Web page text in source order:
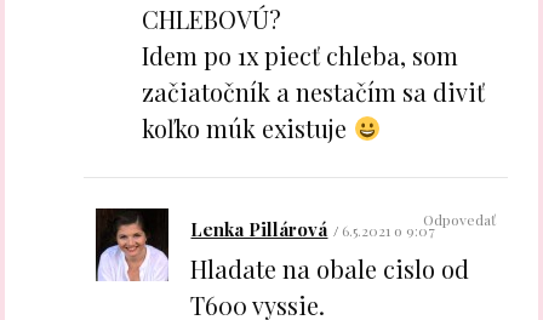
CHLEBOVÚ?
Idem po 1x piecť chleba, som
začiatočník a nestačím sa diviť
koľko múk existuje
Lenka Pillárová 6.5.2021 o 9:07
Hladate na obale cislo od
T600 vyssie.
Odpovedať